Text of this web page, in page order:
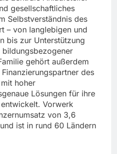
gesellschaftliches
Selbstverständnis des
– von langlebigen und
bis zur Unterstützung
gehört außerdem
des
hoher
Lösungen für ihre
Vorwerk
von 3,6
ist in rund 60 Ländern